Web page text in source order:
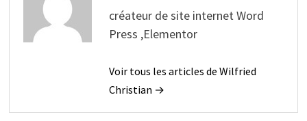
créateur de site internet Word
Press ,Elementor
Voir tous les articles de Wilfried
Christian →